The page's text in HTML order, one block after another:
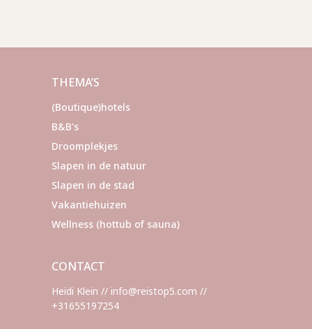
THEMA’S
(Boutique)hotels
B&B's
Droomplekjes
Slapen in de natuur
Slapen in de stad
Vakantiehuizen
Wellness (hottub of sauna)
CONTACT
Heidi Klein // info@reistop5.com //
+31655197254